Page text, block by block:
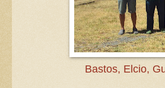
Bastos, Elcio,